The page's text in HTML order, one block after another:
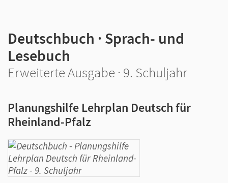
Deutschbuch · Sprach- und
Lesebuch
Erweiterte Ausgabe · 9. Schuljahr
Planungshilfe Lehrplan Deutsch für
Rheinland-Pfalz